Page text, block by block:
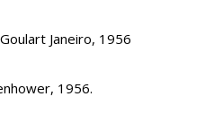
Janeiro, 1956
1956.